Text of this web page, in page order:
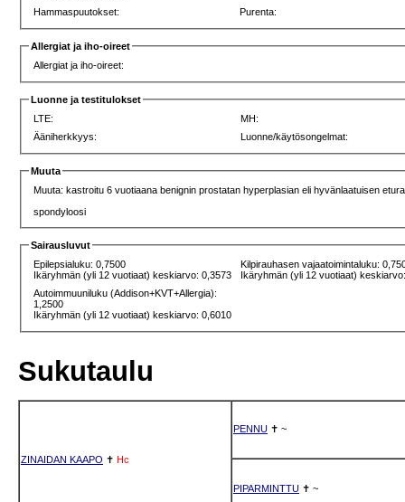
Hammaspuutokset:
Purenta:
Allergiat ja iho-oireet
Allergiat ja iho-oireet:
Luonne ja testitulokset
LTE:
MH:
Ääniherkkyys:
Luonne/käytösongelmat:
Muuta
Muuta: kastroitu 6 vuotiaana benignin prostatan hyperplasian eli hyvänlaatuisen
spondyloosi
Sairausluvut
Epilepsialuku: 0,7500
Ikäryhmän (yli 12 vuotiaat) keskiarvo: 0,3573
Kilpirauhasen vajaatoimintaluku:
Ikäryhmän (yli 12 vuotiaat)
Autoimmuuniluku (Addison+KVT+Allergia):
1,2500
Ikäryhmän (yli 12 vuotiaat) keskiarvo: 0,6010
Sukutaulu
ZINAIDAN KAAPO ✝ Hc
PENNU ✝ ~
PIPARMINTTU ✝ ~